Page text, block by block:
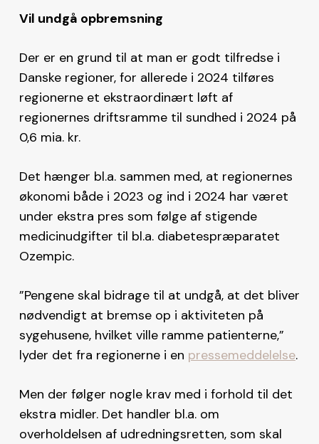
Vil undgå opbremsning
Der er en grund til at man er godt tilfredse i
Danske regioner, for allerede i 2024 tilføres
regionerne et ekstraordinært løft af
regionernes driftsramme til sundhed i 2024 på
0,6 mia. kr.
Det hænger bl.a. sammen med, at regionernes
økonomi både i 2023 og ind i 2024 har været
under ekstra pres som følge af stigende
medicinudgifter til bl.a. diabetespræparatet
Ozempic.
”Pengene skal bidrage til at undgå, at det bliver
nødvendigt at bremse op i aktiviteten på
sygehusene, hvilket ville ramme patienterne,”
lyder det fra regionerne i en pressemeddelelse.
Men der følger nogle krav med i forhold til det
ekstra midler. Det handler bl.a. om
overholdelsen af udredningsretten, som skal